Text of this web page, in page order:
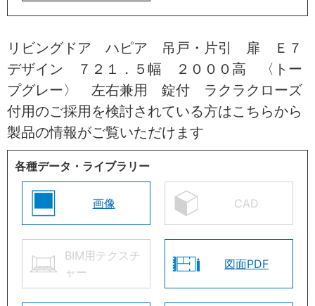
リビングドア ハピア 吊戸・片引 扉 Ｅ７
デザイン ７２１．５幅 ２０００高 〈トー
プグレー〉 左右兼用 錠付 ラクラクローズ
付用のご採用を検討されている方はこちらから
製品の情報がご覧いただけます
各種データ・ライブラリー
画像 CAD
BIM用テクスチ
ャー
図面PDF